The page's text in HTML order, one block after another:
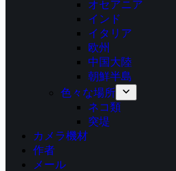
オセアニア
インド
イタリア
欧州
中国大陸
朝鮮半島
色々な場所
ネコ類
突堤
カメラ機材
作者
メール